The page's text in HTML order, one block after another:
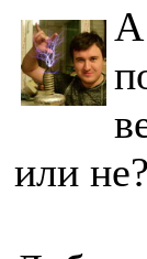
А
или не?